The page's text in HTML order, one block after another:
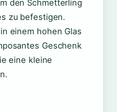
den Schmetterling
zu befestigen.
einem hohen Glas
Geschenk
eine kleine